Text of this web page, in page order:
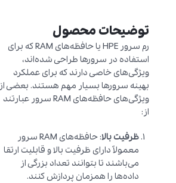
توضیحات محصول
رم سرور HPE یا حافظه‌های RAM که برای
استفاده در سرورها طراحی شده‌اند،
ویژگی‌های خاصی دارند که برای عملکرد
بهینه سرورها بسیار مهم هستند. بعضی از
ویژگی‌های حافظه‌های RAM سرور عبارتند
از:
ظرفیت بالا
: حافظه‌های RAM سرور
معمولاً دارای ظرفیت بالا و قابلیت ارتقا
می‌باشند تا بتوانند تعداد بزرگی از
داده‌ها را همزمان پردازش کنند.